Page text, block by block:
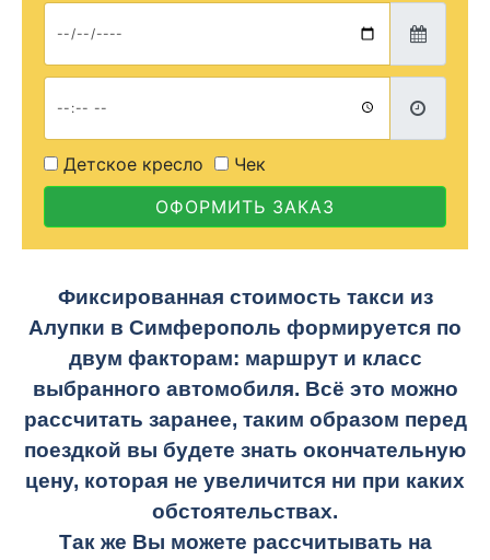
Детское кресло
Чек
ОФОРМИТЬ ЗАКАЗ
Фиксированная стоимость такси из
Алупки в Симферополь формируется по
двум факторам: маршрут и класс
выбранного автомобиля. Всё это можно
рассчитать заранее, таким образом перед
поездкой вы будете знать окончательную
цену, которая не увеличится ни при каких
обстоятельствах.
Так же Вы можете рассчитывать на